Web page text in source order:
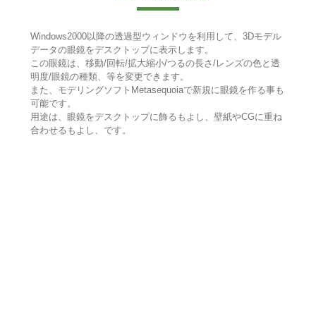
Windows2000以降の透過型ウィンドウを利用して、3Dモデル
データの眼鏡をデスクトップに表示します。
この眼鏡は、移動/回転/拡大縮小/つるの長さ/レンズの色と透
明度/眼鏡の種類、等を変更できます。
また、モデリングソフトMetasequoiaで新規に眼鏡を作る事も
可能です。
用途は、眼鏡をデスクトップに飾るもよし、壁紙やCGに重ね
合わせるもよし、です。